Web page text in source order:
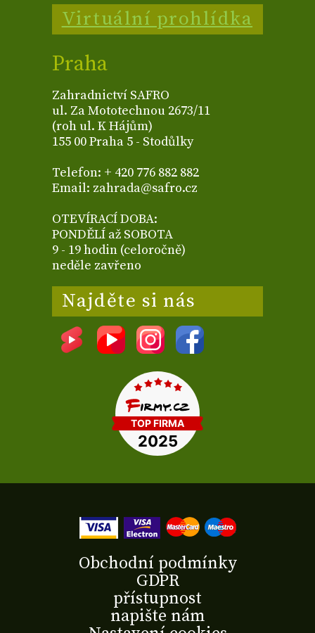
Virtuální prohlídka
Praha
Zahradnictví SAFRO
ul. Za Mototechnou 2673/11
(roh ul. K Hájům)
155 00 Praha 5 - Stodůlky
Telefon: + 420 776 882 882
Email: zahrada@safro.cz
OTEVÍRACÍ DOBA:
PONDĚLÍ až SOBOTA
9 - 19 hodin (celoročně)
neděle zavřeno
Najděte si nás
Obchodní podmínky
GDPR
přístupnost
napište nám